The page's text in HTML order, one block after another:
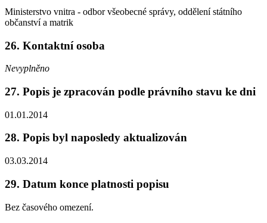
Ministerstvo vnitra - odbor všeobecné správy, oddělení státního
občanství a matrik
26. Kontaktní osoba
Nevyplněno
27. Popis je zpracován podle právního stavu ke dni
01.01.2014
28. Popis byl naposledy aktualizován
03.03.2014
29. Datum konce platnosti popisu
Bez časového omezení.